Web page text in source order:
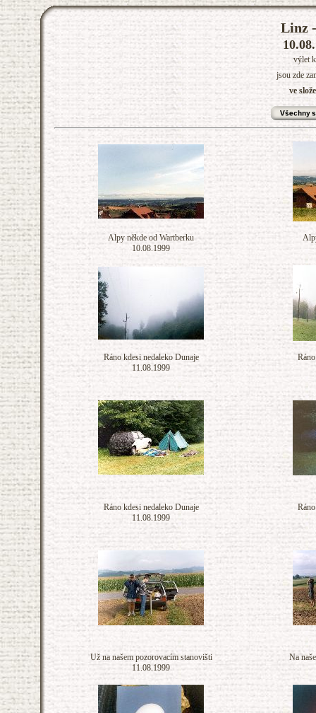
Linz
výlet
jsou zde
ve
Alpy někde od Wartberku
10.08.1999
Ráno kdesi nedaleko Dunaje
11.08.1999
Ráno kdesi nedaleko Dunaje
11.08.1999
Už na našem pozorovacím stanovišti
11.08.1999
Na